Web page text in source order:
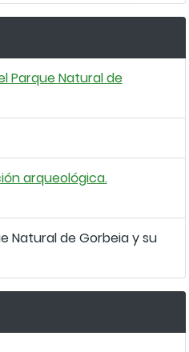
Parque Natural de
arqueológica.
Natural de Gorbeia y su